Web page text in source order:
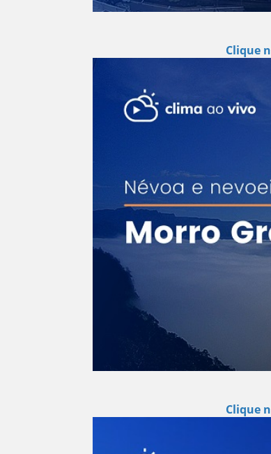
Clique
Clique